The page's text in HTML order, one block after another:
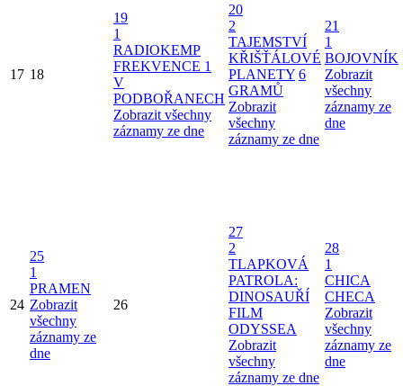
17 18
19
1
RADIOKEMP
FREKVENCE 1
V
PODBOŘANECH
Zobrazit všechny
záznamy ze dne
20
2
TAJEMSTVÍ
KŘIŠŤÁLOVÉ
PLANETY 6
GRAMŮ
Zobrazit
všechny
záznamy ze dne
21
1
BOJOVNÍK
Zobrazit
všechny
záznamy ze
dne
24
25
1
PRAMEN
Zobrazit
všechny
záznamy ze
dne
26
27
2
TLAPKOVÁ
PATROLA:
DINOSAUŘÍ
FILM
ODYSSEA
Zobrazit
všechny
záznamy ze dne
28
1
CHICA
CHECA
Zobrazit
všechny
záznamy ze
dne